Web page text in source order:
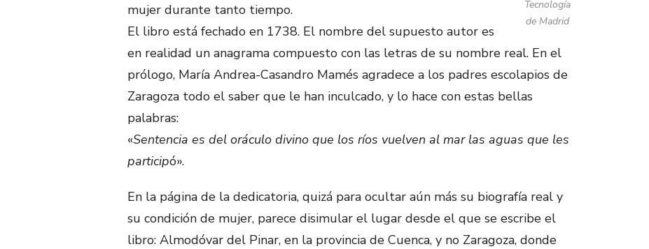
Tecnología
de Madrid
mujer durante tanto tiempo.
El libro está fechado en 1738. El nombre del supuesto autor es
en realidad un anagrama compuesto con las letras de su nombre real. En el
prólogo, María Andrea-Casandro Mamés agradece a los padres escolapios de
Zaragoza todo el saber que le han inculcado, y lo hace con estas bellas
palabras:
«Sentencia es del oráculo divino que los ríos vuelven al mar las aguas que les
participó».
En la página de la dedicatoria, quizá para ocultar aún más su biografía real y
su condición de mujer, parece disimular el lugar desde el que se escribe el
libro: Almodóvar del Pinar, en la provincia de Cuenca, y no Zaragoza, donde